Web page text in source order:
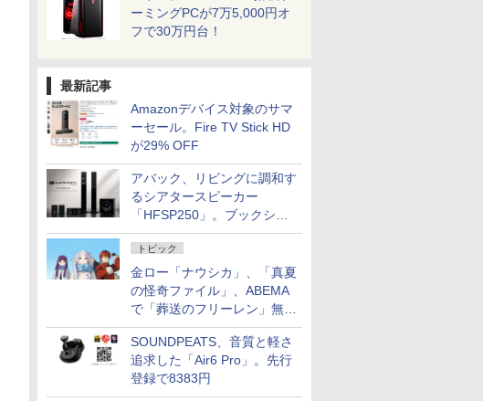
ーミングPCが7万5,000円オ
フで30万円台！
最新記事
Amazonデバイス対象のサマ
ーセール。Fire TV Stick HD
が29% OFF
アバック、リビングに調和す
るシアタースピーカー
「HFSP250」。ブックシェ
ルフはペア3万円以下
トピック
金ロー「ナウシカ」、「真夏
の怪奇ファイル」、ABEMA
で「葬送のフリーレン」無料
配信など。夏の特番・配信情
報
SOUNDPEATS、音質と軽さ
追求した「Air6 Pro」。先行
登録で8383円